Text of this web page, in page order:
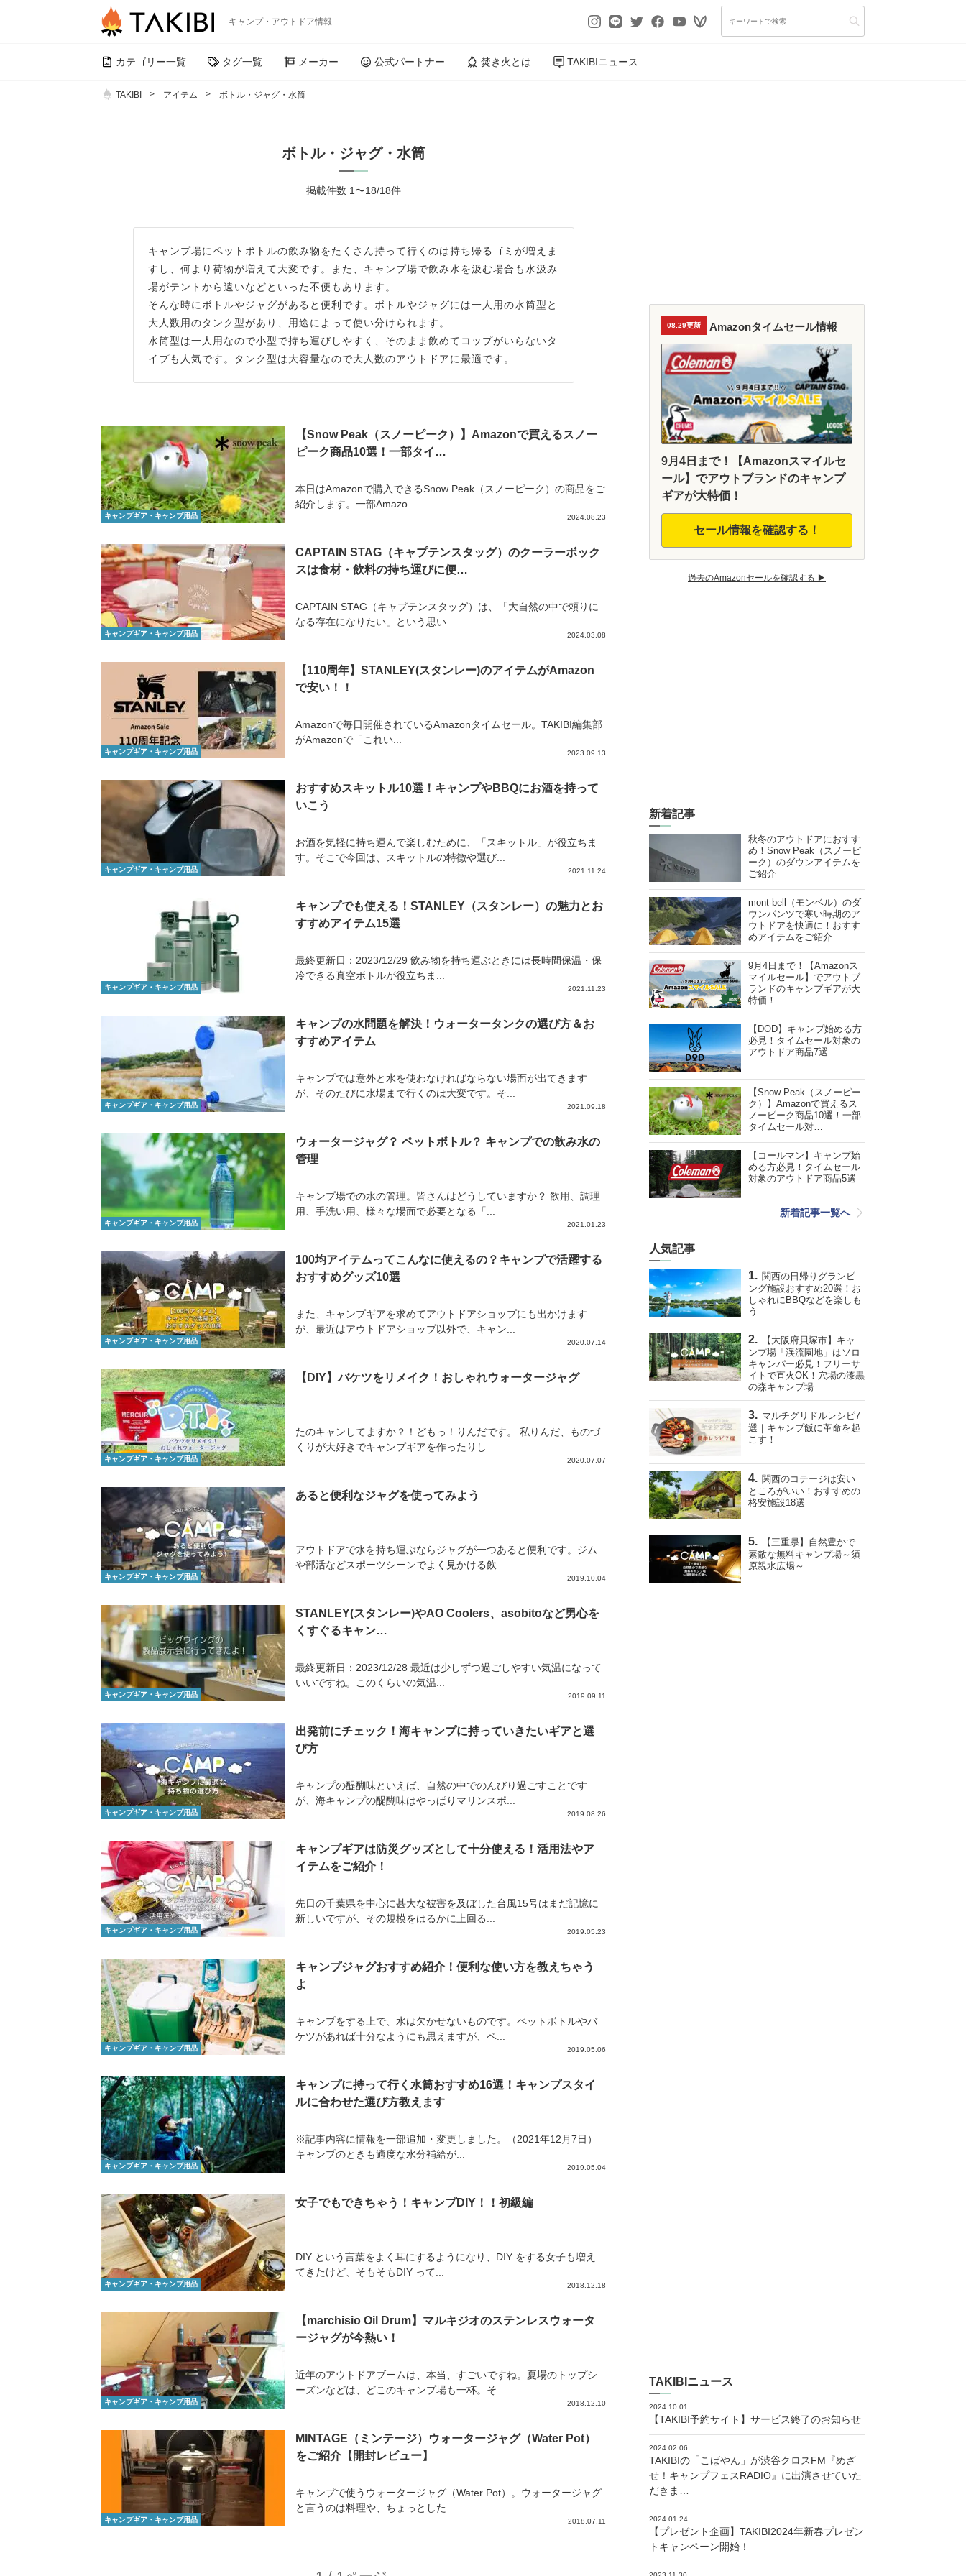
キャンプ・アウトドア情報
カテゴリー一覧 タグ一覧 メーカー 公式パートナー 焚き火とは TAKIBIニュース
TAKIBI アイテム ボトル・ジャグ・水筒
ボトル・ジャグ・水筒
掲載件数 1〜18/18件
キャンプ場にペットボトルの飲み物をたくさん持って行くのは持ち帰るゴミが増えま
すし、何より荷物が増えて大変です。また、キャンプ場で飲み水を汲む場合も水汲み
場がテントから遠いなどといった不便もあります。
そんな時にボトルやジャグがあると便利です。ボトルやジャグには一人用の水筒型と
大人数用のタンク型があり、用途によって使い分けられます。
水筒型は一人用なので小型で持ち運びしやすく、そのまま飲めてコップがいらないタ
イプも人気です。タンク型は大容量なので大人数のアウトドアに最適です。
キャンプギア・キャンプ用品
【Snow Peak（スノーピーク）】Amazonで買えるスノー
ピーク商品10選！一部タイ…
本日はAmazonで購入できるSnow Peak（スノーピーク）の商品をご
紹介します。一部Amazo...
2024.08.23
キャンプギア・キャンプ用品
CAPTAIN STAG（キャプテンスタッグ）のクーラーボック
スは食材・飲料の持ち運びに便…
CAPTAIN STAG（キャプテンスタッグ）は、「大自然の中で頼りに
なる存在になりたい」という思い...
2024.03.08
キャンプギア・キャンプ用品
【110周年】STANLEY(スタンレー)のアイテムがAmazon
で安い！！
Amazonで毎日開催されているAmazonタイムセール。TAKIBI編集部
がAmazonで「これい...
2023.09.13
キャンプギア・キャンプ用品
おすすめスキットル10選！キャンプやBBQにお酒を持って
いこう
お酒を気軽に持ち運んで楽しむために、「スキットル」が役立ちま
す。そこで今回は、スキットルの特徴や選び...
2021.11.24
キャンプギア・キャンプ用品
キャンプでも使える！STANLEY（スタンレー）の魅力とお
すすめアイテム15選
最終更新日：2023/12/29 飲み物を持ち運ぶときには長時間保温・保
冷できる真空ボトルが役立ちま...
2021.11.23
キャンプギア・キャンプ用品
キャンプの水問題を解決！ウォータータンクの選び方＆お
すすめアイテム
キャンプでは意外と水を使わなければならない場面が出てきます
が、そのたびに水場まで行くのは大変です。そ...
2021.09.18
キャンプギア・キャンプ用品
ウォータージャグ？ ペットボトル？ キャンプでの飲み水の
管理
キャンプ場での水の管理。皆さんはどうしていますか？ 飲用、調理
用、手洗い用、様々な場面で必要となる「...
2021.01.23
キャンプギア・キャンプ用品
100均アイテムってこんなに使えるの？キャンプで活躍する
おすすめグッズ10選
また、キャンプギアを求めてアウトドアショップにも出かけます
が、最近はアウトドアショップ以外で、キャン...
2020.07.14
キャンプギア・キャンプ用品
【DIY】バケツをリメイク！おしゃれウォータージャグ
たのキャンしてますか？！どもっ！りんだです。 私りんだ、ものづ
くりが大好きでキャンプギアを作ったりし...
2020.07.07
キャンプギア・キャンプ用品
あると便利なジャグを使ってみよう
アウトドアで水を持ち運ぶならジャグが一つあると便利です。ジム
や部活などスポーツシーンでよく見かける飲...
2019.10.04
キャンプギア・キャンプ用品
STANLEY(スタンレー)やAO Coolers、asobitoなど男心を
くすぐるキャン…
最終更新日：2023/12/28 最近は少しずつ過ごしやすい気温になって
いいですね。このくらいの気温...
2019.09.11
キャンプギア・キャンプ用品
出発前にチェック！海キャンプに持っていきたいギアと選
び方
キャンプの醍醐味といえば、自然の中でのんびり過ごすことです
が、海キャンプの醍醐味はやっぱりマリンスポ...
2019.08.26
キャンプギア・キャンプ用品
キャンプギアは防災グッズとして十分使える！活用法やア
イテムをご紹介！
先日の千葉県を中心に甚大な被害を及ぼした台風15号はまだ記憶に
新しいですが、その規模をはるかに上回る...
2019.05.23
キャンプギア・キャンプ用品
キャンプジャグおすすめ紹介！便利な使い方を教えちゃう
よ
キャンプをする上で、水は欠かせないものです。ペットボトルやバ
ケツがあれば十分なようにも思えますが、ベ...
2019.05.06
キャンプギア・キャンプ用品
キャンプに持って行く水筒おすすめ16選！キャンプスタイ
ルに合わせた選び方教えます
※記事内容に情報を一部追加・変更しました。（2021年12月7日）
キャンプのときも適度な水分補給が...
2019.05.04
キャンプギア・キャンプ用品
女子でもできちゃう！キャンプDIY！！初級編
DIY という言葉をよく耳にするようになり、DIY をする女子も増え
てきたけど、そもそもDIY って...
2018.12.18
キャンプギア・キャンプ用品
【marchisio Oil Drum】マルキジオのステンレスウォータ
ージャグが今熱い！
近年のアウトドアブームは、本当、すごいですね。夏場のトップシ
ーズンなどは、どこのキャンプ場も一杯。そ...
2018.12.10
キャンプギア・キャンプ用品
MINTAGE（ミンテージ）ウォータージャグ（Water Pot）
をご紹介【開封レビュー】
キャンプで使うウォータージャグ（Water Pot）。ウォータージャグ
と言うのは料理や、ちょっとした...
2018.07.11
08.29更新 Amazonタイムセール情報
9月4日まで！【Amazonスマイルセ
ール】でアウトブランドのキャンプ
ギアが大特価！
セール情報を確認する！
過去のAmazonセールを確認する ▶︎
新着記事
秋冬のアウトドアにおすす
め！Snow Peak（スノーピ
ーク）のダウンアイテムを
ご紹介
mont-bell（モンベル）のダ
ウンパンツで寒い時期のア
ウトドアを快適に！おすす
めアイテムをご紹介
9月4日まで！【Amazonス
マイルセール】でアウトブ
ランドのキャンプギアが大
特価！
【DOD】キャンプ始める方
必見！タイムセール対象の
アウトドア商品7選
【Snow Peak（スノーピー
ク）】Amazonで買えるス
ノーピーク商品10選！一部
タイムセール対…
【コールマン】キャンプ始
める方必見！タイムセール
対象のアウトドア商品5選
新着記事一覧へ
人気記事
関西の日帰りグランピ
ング施設おすすめ20選！お
しゃれにBBQなどを楽しも
う
【大阪府貝塚市】キャ
ンプ場「渓流園地」はソロ
キャンパー必見！フリーサ
イトで直火OK！穴場の漆黒
の森キャンプ場
マルチグリドルレシピ7
選｜キャンプ飯に革命を起
こす！
関西のコテージは安い
ところがいい！おすすめの
格安施設18選
【三重県】自然豊かで
素敵な無料キャンプ場～須
原親水広場～
TAKIBIニュース
2024.10.01
【TAKIBI予約サイト】サービス終了のお知らせ
2024.02.06
TAKIBIの「こばやん」が渋谷クロスFM『めざ
せ！キャンプフェスRADIO』に出演させていた
だきま…
2024.01.24
【プレゼント企画】TAKIBI2024年新春プレゼン
トキャンペーン開始！